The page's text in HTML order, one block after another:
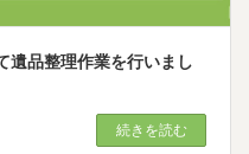
遺品整理作業を行いまし
続きを読む